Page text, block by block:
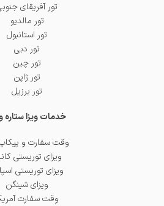
تور آفریقای
تور مالدیو
تور استانبول
تور دبی
تور چین
تور ژاپن
تور برزیل
خدمات ویزا ستاره
وقت سفارت و پیکاپ
ویزای توریستی
ویزای توریستی
ویزای شینگن
وقت سفارت